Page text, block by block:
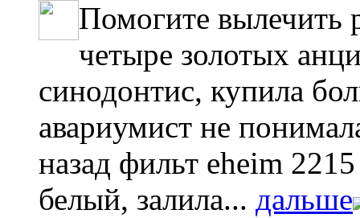
Помогите вылечить
четыре золотых
синодонтис, купила
авариумист не
назад фильт eheim
белый, залила... дальше